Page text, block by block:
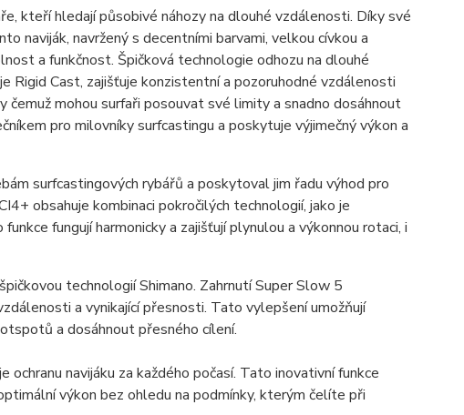
kteří hledají působivé náhozy na dlouhé vzdálenosti. Díky své
naviják, navržený s decentními barvami, velkou cívkou a
a funkčnost. Špičková technologie odhozu na dlouhé
Rigid Cast, zajišťuje konzistentní a pozoruhodné vzdálenosti
mohou surfaři posouvat své limity a snadno dosáhnout
pro milovníky surfcastingu a poskytuje výjimečný výkon a
surfcastingových rybářů a poskytoval jim řadu výhod pro
obsahuje kombinaci pokročilých technologií, jako je
fungují harmonicky a zajišťují plynulou a výkonnou rotaci, i
technologií Shimano. Zahrnutí Super Slow 5
a vynikající přesnosti. Tato vylepšení umožňují
a dosáhnout přesného cílení.
navijáku za každého počasí. Tato inovativní funkce
výkon bez ohledu na podmínky, kterým čelíte při